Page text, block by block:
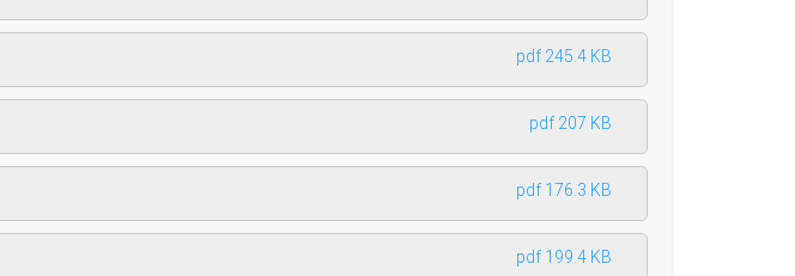
pdf 245.4 KB
pdf 207 KB
pdf 176.3 KB
pdf 199.4 KB